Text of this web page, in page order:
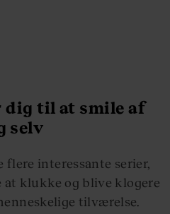
dig til at smile af
selv
flere interessante serier,
at klukke og blive klogere
tilværelse.